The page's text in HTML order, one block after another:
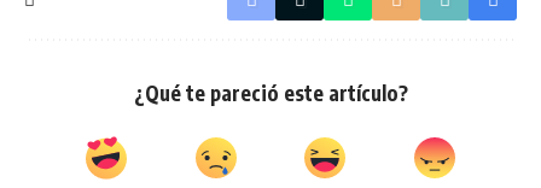
¿Qué te pareció este artículo?